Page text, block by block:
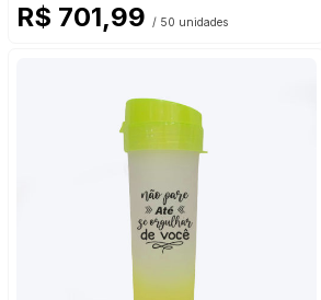
R$ 701,99 / 50 unidades